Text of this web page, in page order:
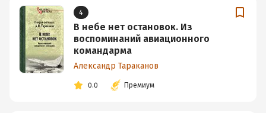
4
В небе нет остановок. Из
воспоминаний авиационного
командарма
Александр Тараканов
0.0 Премиум